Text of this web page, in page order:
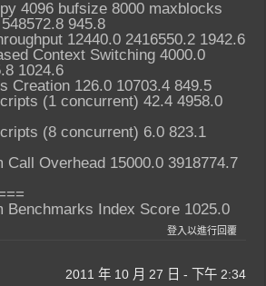
4096 bufsize 8000 maxblocks
945.8
12440.0 2416550.2 1942.6
Context Switching 4000.0
1024.6
Creation 126.0 10703.4 849.5
(1 concurrent) 42.4 4958.0
(8 concurrent) 6.0 823.1
Call Overhead 15000.0 3918774.7
Benchmarks Index Score 1025.0
登入以進行回覆
2011 年 10 月 27 日 - 下午 2:34